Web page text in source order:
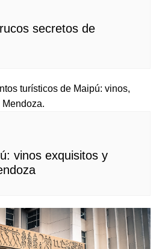
secretos de
vinos exquisitos y